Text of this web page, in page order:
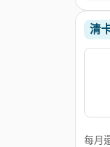
清
每月